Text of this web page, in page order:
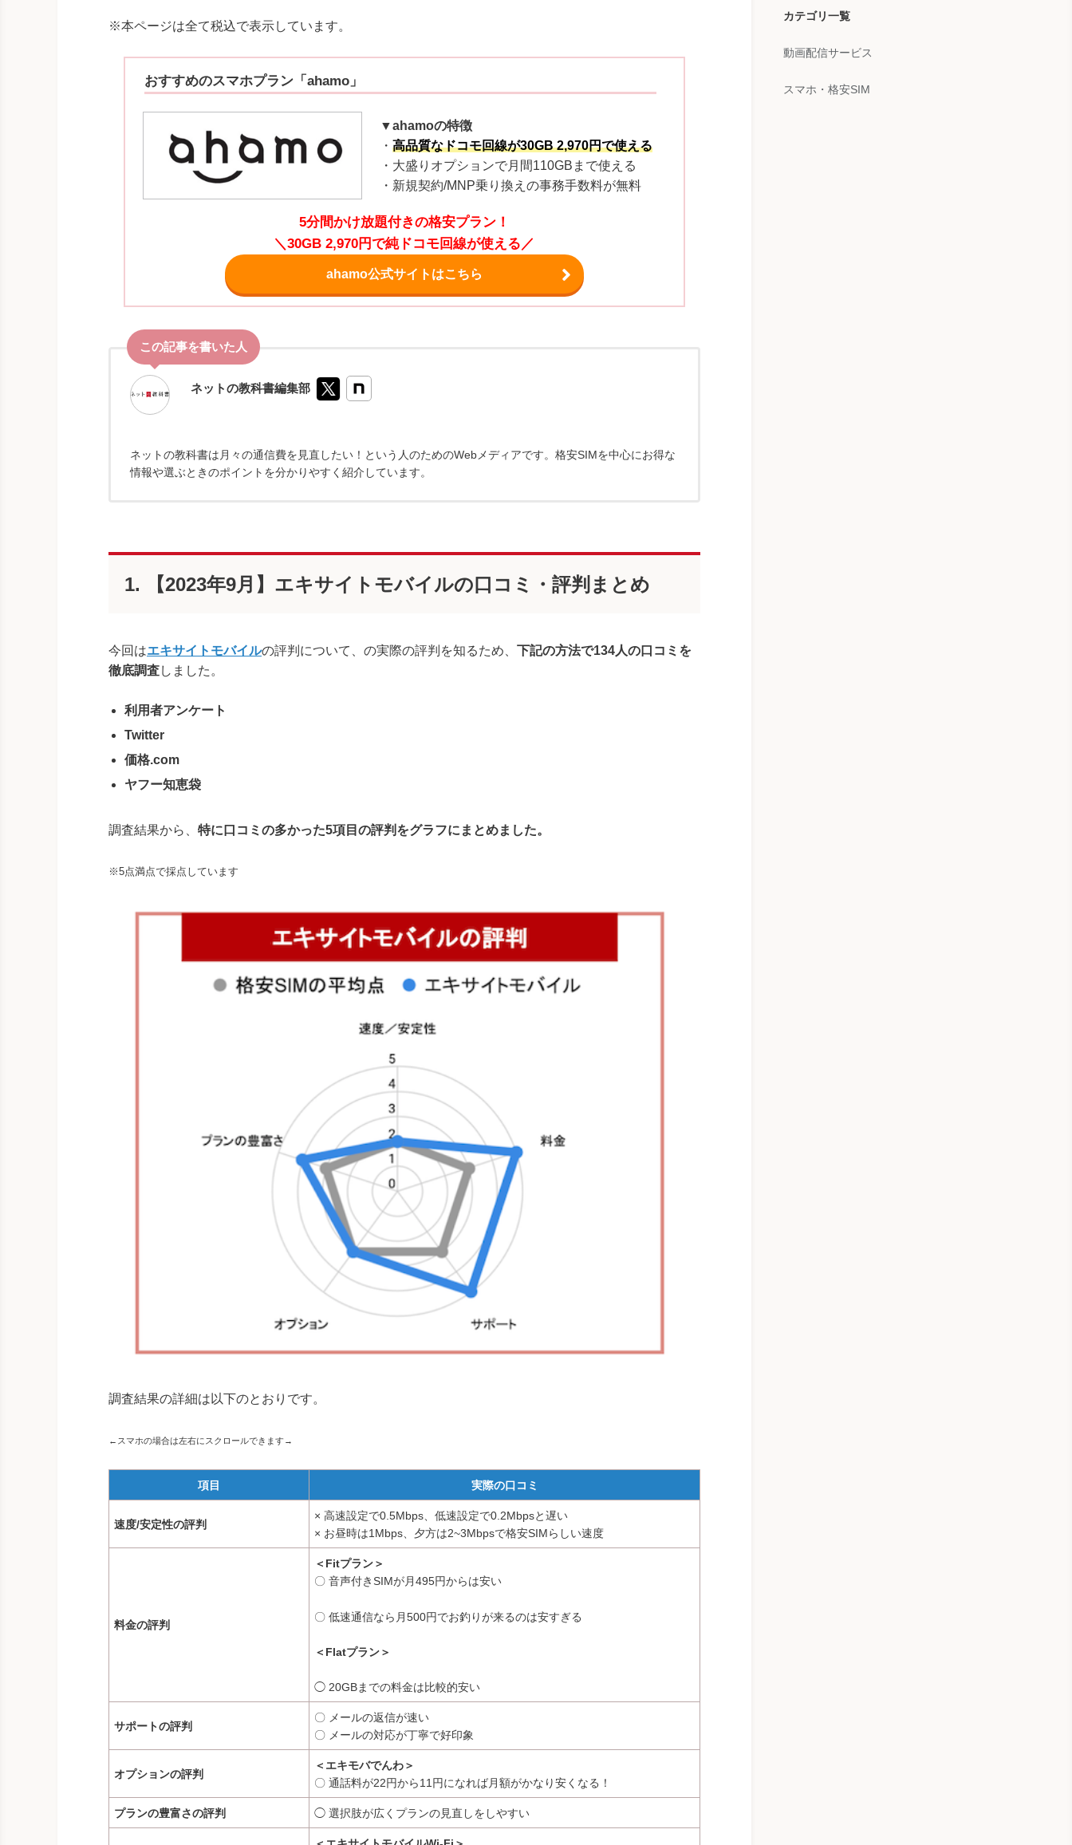
※本ページは全て税込で表示しています。
おすすめのスマホプラン「ahamo」
▼ahamoの特徴
・高品質なドコモ回線が30GB 2,970円で使える
・大盛りオプションで月間110GBまで使える
・新規契約/MNP乗り換えの事務手数料が無料
5分間かけ放題付きの格安プラン！
＼30GB 2,970円で純ドコモ回線が使える／
ahamo公式サイトはこちら
ネットの教科書編集部
ネットの教科書は月々の通信費を見直したい！という人のためのWebメディアです。格安SIMを中心にお得な
情報や選ぶときのポイントを分かりやすく紹介しています。
1. 【2023年9月】エキサイトモバイルの口コミ・評判まとめ
今回はエキサイトモバイルの評判について、の実際の評判を知るため、 下記の方法で134人の口コミを
徹底調査しました。
利用者アンケート
Twitter
価格.com
ヤフー知恵袋
調査結果から、 特に口コミの多かった5項目の評判をグラフにまとめました。
※5点満点で採点しています
調査結果の詳細は以下のとおりです。
←スマホの場合は左右にスクロールできます→
項目 実際の口コミ
速度/安定性の評判
× 高速設定で0.5Mbps、低速設定で0.2Mbpsと遅い
× お昼時は1Mbps、夕方は2~3Mbpsで格安SIMらしい速度
料金の評判
＜Fitプラン＞
〇 音声付きSIMが月495円からは安い
〇 低速通信なら月500円でお釣りが来るのは安すぎる
＜Flatプラン＞
◯ 20GBまでの料金は比較的安い
サポートの評判
〇 メールの返信が速い
〇 メールの対応が丁寧で好印象
オプションの評判
＜エキモバでんわ＞
〇 通話料が22円から11円になれば月額がかなり安くなる！
プランの豊富さの評判 ◯ 選択肢が広くプランの見直しをしやすい
カテゴリ一覧
動画配信サービス
スマホ・格安SIM